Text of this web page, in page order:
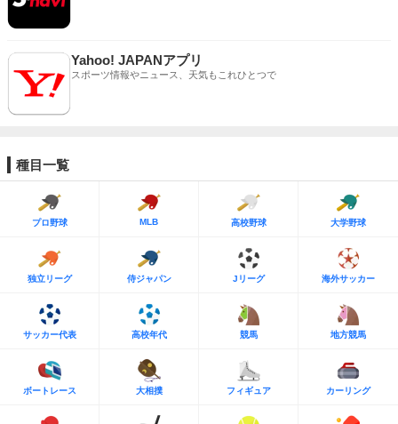
Yahoo! JAPANアプリ
スポーツ情報やニュース、天気もこれひとつで
種目一覧
プロ野球 MLB 高校野球 大学野球
独立リーグ 侍ジャパン Jリーグ 海外サッカー
サッカー代表 高校年代 競馬 地方競馬
ボートレース 大相撲 フィギュア カーリング